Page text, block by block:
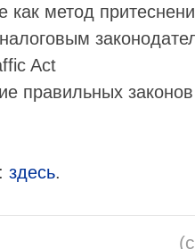
как метод
Act
правильных
здесь.